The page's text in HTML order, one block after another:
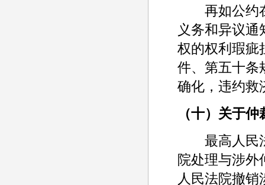
再如公约在
义务和异议
权的权利瑕疵
件、第五十条
确化，违约救
（十）关于
最高人民法
院处理与涉外
人民法院撤